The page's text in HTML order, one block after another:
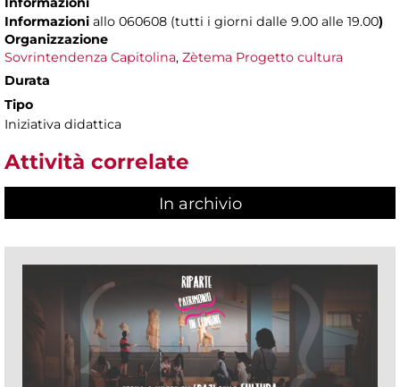
Informazioni allo 060608 (tutti i giorni dalle 9.00 alle 19.00)
Organizzazione
Sovrintendenza Capitolina, Zètema Progetto cultura
Durata
Tipo
Iniziativa didattica
Attività correlate
In archivio